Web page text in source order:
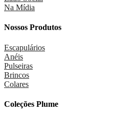
Na Mídia
Nossos Produtos
Escapulários
Anéis
Pulseiras
Brincos
Colares
Coleções Plume